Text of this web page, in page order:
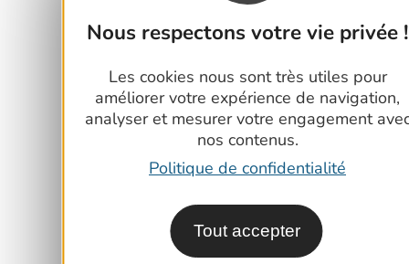
Nous respectons votre vie privée !
Les cookies nous sont très utiles pour
améliorer votre expérience de navigation,
analyser et mesurer votre engagement
nos contenus.
Politique de confidentialité
Tout accepter